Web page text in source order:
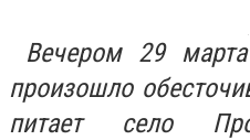
Вечером 29
произошло
питает село